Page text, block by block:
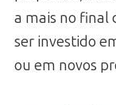
a mais no final
ser investido
ou em novos